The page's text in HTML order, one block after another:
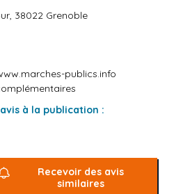
38022 Grenoble
publics.info
à la publication :
Recevoir des avis
similaires